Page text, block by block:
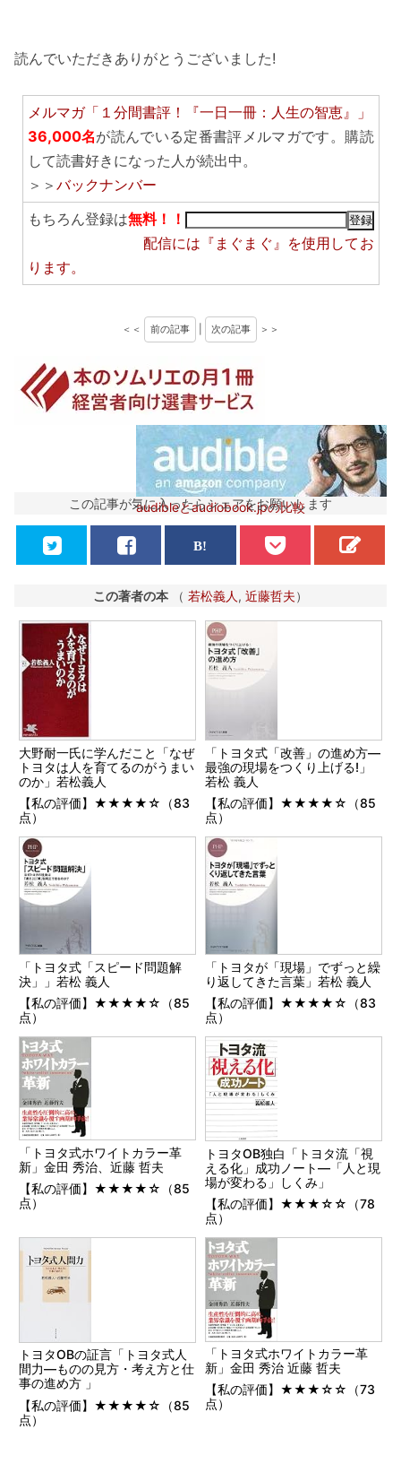
読んでいただきありがとうございました!
メルマガ「１分間書評！『一日一冊：人生の智恵』」
36,000名が読んでいる定番書評メルマガです。購読
して読書好きになった人が続出中。
＞＞ バックナンバー
もちろん登録は無料！！
配信には 『まぐまぐ』 を使用してお
ります。
＜＜ 前の記事 次の記事 ＞＞
audibleとaudiobook.jpの比較
この記事が気に入ったらシェアをお願いします
この著者の本 （ 若松義人 , 近藤哲夫）
大野耐一氏に学んだこと「なぜ
トヨタは人を育てるのがうまい
のか」若松義人
【私の評価】★★★★☆（83
点）
「トヨタ式「改善」の進め方―
最強の現場をつくり上げる!」
若松 義人
【私の評価】★★★★☆（85
点）
「トヨタ式「スピード問題解
決」」若松 義人
【私の評価】★★★★☆（85
点）
「トヨタが「現場」でずっと繰
り返してきた言葉」若松 義人
【私の評価】★★★★☆（83
点）
「トヨタ式ホワイトカラー革
新」金田 秀治、近藤 哲夫
【私の評価】★★★★☆（85
点）
トヨタOB独白「トヨタ流「視
える化」成功ノート―「人と現
場が変わる」しくみ」
【私の評価】★★★☆☆（78
点）
トヨタOBの証言「トヨタ式人
間力―ものの見方・考え方と仕
事の進め方 」
【私の評価】★★★★☆（85
点）
「トヨタ式ホワイトカラー革
新」金田 秀治 近藤 哲夫
【私の評価】★★★☆☆（73
点）